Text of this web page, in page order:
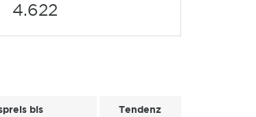
4.622
bis Tendenz